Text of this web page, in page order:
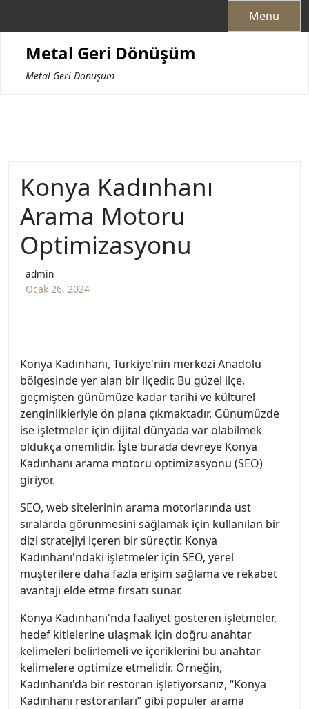
Menu
Metal Geri Dönüşüm
Metal Geri Dönüşüm
Konya Kadınhanı
Arama Motoru
Optimizasyonu
admin
Ocak 26, 2024
Konya Kadınhanı, Türkiye'nin merkezi Anadolu
bölgesinde yer alan bir ilçedir. Bu güzel ilçe,
geçmişten günümüze kadar tarihi ve kültürel
zenginlikleriyle ön plana çıkmaktadır. Günümüzde
ise işletmeler için dijital dünyada var olabilmek
oldukça önemlidir. İşte burada devreye Konya
Kadınhanı arama motoru optimizasyonu (SEO)
giriyor.
SEO, web sitelerinin arama motorlarında üst
sıralarda görünmesini sağlamak için kullanılan bir
dizi stratejiyi içeren bir süreçtir. Konya
Kadınhanı'ndaki işletmeler için SEO, yerel
müşterilere daha fazla erişim sağlama ve rekabet
avantajı elde etme fırsatı sunar.
Konya Kadınhanı'nda faaliyet gösteren işletmeler,
hedef kitlelerine ulaşmak için doğru anahtar
kelimeleri belirlemeli ve içeriklerini bu anahtar
kelimelere optimize etmelidir. Örneğin,
Kadınhanı'da bir restoran işletiyorsanız, “Konya
Kadınhanı restoranları” gibi popüler arama